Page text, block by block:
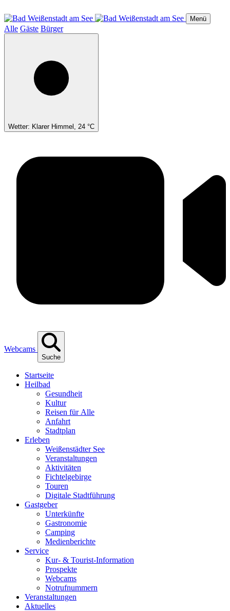
zum
Inhalt
Menü
Alle Gäste Bürger
Wetter: Klarer Himmel, 24 °C
Webcams
Suche
Start­sei­te
Heil­bad
Gesund­heit
Kul­tur
Rei­sen für Alle
Anfahrt
Stadt­plan
Erle­ben
Wei­ßen­städ­ter See
Ver­an­stal­tun­gen
Akti­vi­tä­ten
Fich­tel­ge­bir­ge
Tou­ren
Digi­ta­le Stadtführung
Gast­ge­ber
Unter­künf­te
Gas­tro­no­mie
Cam­ping
Medi­en­be­rich­te
Ser­vice
Kur- & Tourist-Information
Pro­spek­te
Web­cams
Not­ruf­num­mern
Ver­an­stal­tun­gen
Aktu­el­les